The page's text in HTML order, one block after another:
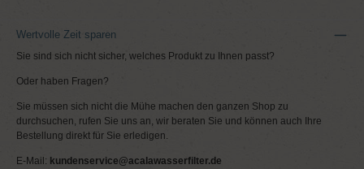
Wertvolle Zeit sparen
Sie sind sich nicht sicher, welches Produkt zu Ihnen passt?
Oder haben Fragen?
Sie müssen sich nicht die Mühe machen den ganzen Shop zu
durchsuchen, rufen Sie uns an, wir beraten Sie und können auch Ihre
Bestellung direkt für Sie erledigen.
E-Mail: kundenservice@acalawasserfilter.de